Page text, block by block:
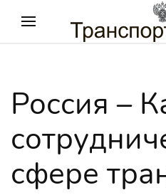
Россия –
сфере